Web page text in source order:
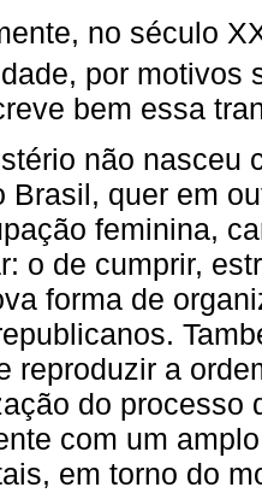
no século
por
bem essa
não nasceu
Brasil, quer em
feminina,
o de cumprir,
forma de
reproduzir a
do processo
com um
em torno do